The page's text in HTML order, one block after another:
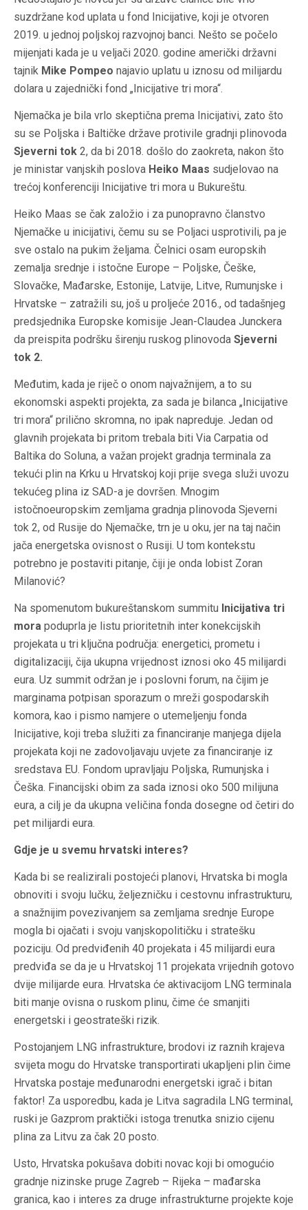
suzdržane kod uplata u fond Inicijative, koji je otvoren
2019. u jednoj poljskoj razvojnoj banci. Nešto se počelo
mijenjati kada je u veljači 2020. godine američki državni
tajnik Mike Pompeo najavio uplatu u iznosu od milijardu
dolara u zajednički fond „Inicijative tri mora“.
Njemačka je bila vrlo skeptična prema Inicijativi, zato što
su se Poljska i Baltičke države protivile gradnji plinovoda
Sjeverni tok 2, da bi 2018. došlo do zaokreta, nakon što
je ministar vanjskih poslova Heiko Maas sudjelovao na
trećoj konferenciji Inicijative tri mora u Bukureštu.
Heiko Maas se čak založio i za punopravno članstvo
Njemačke u inicijativi, čemu su se Poljaci usprotivili, pa je
sve ostalo na pukim željama. Čelnici osam europskih
zemalja srednje i istočne Europe – Poljske, Češke,
Slovačke, Mađarske, Estonije, Latvije, Litve, Rumunjske i
Hrvatske – zatražili su, još u proljeće 2016., od tadašnjeg
predsjednika Europske komisije Jean-Claudea Junckera
da preispita podršku širenju ruskog plinovoda Sjeverni
tok 2.
Međutim, kada je riječ o onom najvažnijem, a to su
ekonomski aspekti projekta, za sada je bilanca „Inicijative
tri mora“ prilično skromna, no ipak napreduje. Jedan od
glavnih projekata bi pritom trebala biti Via Carpatia od
Baltika do Soluna, a važan projekt gradnja terminala za
tekući plin na Krku u Hrvatskoj koji prije svega služi uvozu
tekućeg plina iz SAD-a je dovršen. Mnogim
istočnoeuropskim zemljama gradnja plinovoda Sjeverni
tok 2, od Rusije do Njemačke, trn je u oku, jer na taj način
jača energetska ovisnost o Rusiji. U tom kontekstu
potrebno je postaviti pitanje, čiji je onda lobist Zoran
Milanović?
Na spomenutom bukureštanskom summitu Inicijativa tri
mora poduprla je listu prioritetnih inter konekcijskih
projekata u tri ključna područja: energetici, prometu i
digitalizaciji, čija ukupna vrijednost iznosi oko 45 milijardi
eura. Uz summit održan je i poslovni forum, na čijim je
marginama potpisan sporazum o mreži gospodarskih
komora, kao i pismo namjere o utemeljenju fonda
Inicijative, koji treba služiti za financiranje manjega dijela
projekata koji ne zadovoljavaju uvjete za financiranje iz
sredstava EU. Fondom upravljaju Poljska, Rumunjska i
Češka. Financijski obim za sada iznosi oko 500 milijuna
eura, a cilj je da ukupna veličina fonda dosegne od četiri do
pet milijardi eura.
Gdje je u svemu hrvatski interes?
Kada bi se realizirali postojeći planovi, Hrvatska bi mogla
obnoviti i svoju lučku, željezničku i cestovnu infrastrukturu,
a snažnijim povezivanjem sa zemljama srednje Europe
mogla bi ojačati i svoju vanjskopolitičku i stratešku
poziciju. Od predviđenih 40 projekata i 45 milijardi eura
predviđa se da je u Hrvatskoj 11 projekata vrijednih gotovo
dvije milijarde eura. Hrvatska će aktivacijom LNG terminala
biti manje ovisna o ruskom plinu, čime će smanjiti
energetski i geostrateški rizik.
Postojanjem LNG infrastrukture, brodovi iz raznih krajeva
svijeta mogu do Hrvatske transportirati ukapljeni plin čime
Hrvatska postaje međunarodni energetski igrač i bitan
faktor! Za usporedbu, kada je Litva sagradila LNG terminal,
ruski je Gazprom praktički istoga trenutka snizio cijenu
plina za Litvu za čak 20 posto.
Usto, Hrvatska pokušava dobiti novac koji bi omogućio
gradnje nizinske pruge Zagreb – Rijeka – mađarska
granica, kao i interes za druge infrastrukturne projekte koje